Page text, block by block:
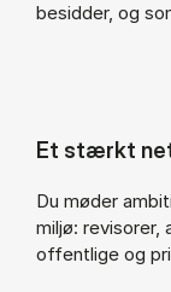
besidder, og
Et stærkt
Du møder
miljø:
offentlige og